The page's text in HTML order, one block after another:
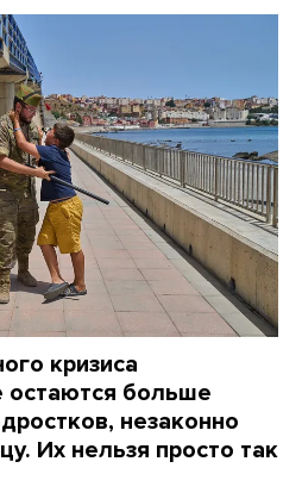
кризиса
остаются больше
незаконно
Их нельзя просто так